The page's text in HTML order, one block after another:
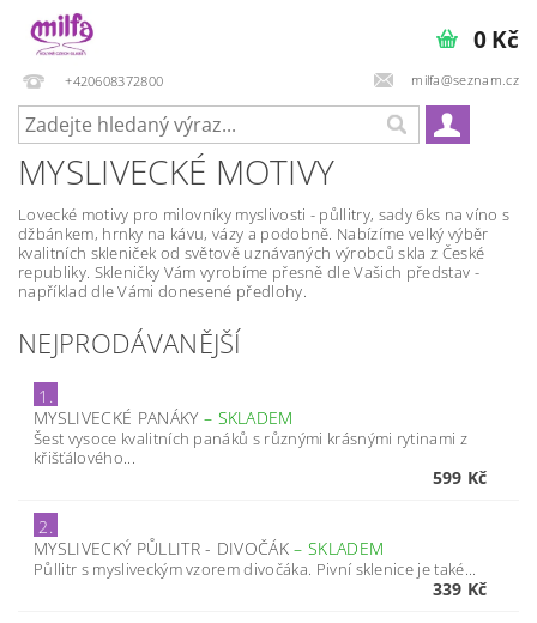
+420608372800 milfa@seznam.cz
0 Kč
MYSLIVECKÉ MOTIVY
Lovecké motivy pro milovníky myslivosti - půllitry, sady 6ks na víno s
džbánkem, hrnky na kávu, vázy a podobně. Nabízíme velký výběr
kvalitních skleniček od světově uznávaných výrobců skla z České
republiky. Skleničky Vám vyrobíme přesně dle Vašich představ -
například dle Vámi donesené předlohy.
NEJPRODÁVANĚJŠÍ
1.
MYSLIVECKÉ PANÁKY – SKLADEM
Šest vysoce kvalitních panáků s různými krásnými rytinami z
křišťálového...
599 Kč
2.
MYSLIVECKÝ PŮLLITR - DIVOČÁK–SKLADEM
Půllitr s mysliveckým vzorem divočáka. Pivní sklenice je také...
339 Kč